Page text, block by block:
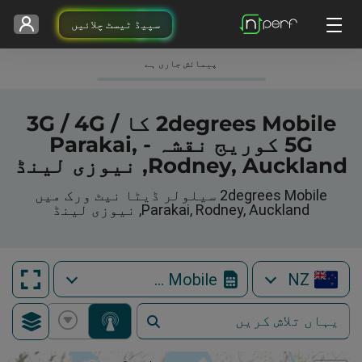
سپیڈ ٹیسٹ چلائیں
پیمائش جاری ہے
2degrees Mobile کا 3G / 4G /
5G کوریج نقشہ - Parakai,
Rodney, Auckland, نیوزی لینڈ
2degrees Mobile سیلولر ڈیٹا نیٹ ورک میں
Parakai, Rodney, Auckland, نیوزی لینڈ
NZ
2degrees Mobile